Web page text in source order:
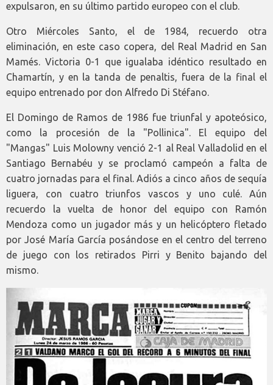
expulsaron, en su último partido europeo con el club.
Otro Miércoles Santo, el de 1984, recuerdo otra
eliminación, en este caso copera, del Real Madrid en San
Mamés. Victoria 0-1 que igualaba idéntico resultado en
Chamartín, y en la tanda de penaltis, fuera de la final el
equipo entrenado por don Alfredo Di Stéfano.
El Domingo de Ramos de 1986 fue triunfal y apoteósico,
como la procesión de la "Pollinica". El equipo del
"Mangas" Luis Molowny venció 2-1 al Real Valladolid en el
Santiago Bernabéu y se proclamó campeón a falta de
cuatro jornadas para el final. Adiós a cinco años de sequía
liguera, con cuatro triunfos vascos y uno culé. Aún
recuerdo la vuelta de honor del equipo con Ramón
Mendoza como un jugador más y un helicóptero fletado
por José María García posándose en el centro del terreno
de juego con los retirados Pirri y Benito bajando del
mismo.